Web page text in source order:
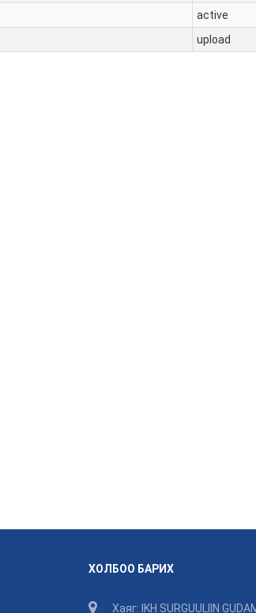
active
upload
ХОЛБОО БАРИХ
Хаяг: IKH SURGUULIIN